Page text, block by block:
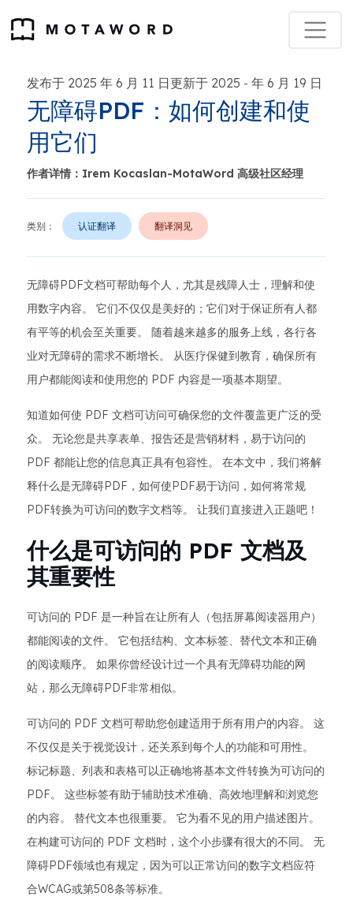
发布于 2025 年 6 月 11 日更新于 2025 - 年 6 月 19 日
无障碍PDF：如何创建和使
用它们
作者详情：Irem Kocaslan-MotaWord 高级社区经理
类别： 认证翻译 翻译洞见
无障碍PDF文档可帮助每个人，尤其是残障人士，理解和使
用数字内容。 它们不仅仅是美好的；它们对于保证所有人都
有平等的机会至关重要。 随着越来越多的服务上线，各行各
业对无障碍的需求不断增长。 从医疗保健到教育，确保所有
用户都能阅读和使用您的 PDF 内容是一项基本期望。
知道如何使 PDF 文档可访问可确保您的文件覆盖更广泛的受
众。 无论您是共享表单、报告还是营销材料，易于访问的
PDF 都能让您的信息真正具有包容性。 在本文中，我们将解
释什么是无障碍PDF，如何使PDF易于访问，如何将常规
PDF转换为可访问的数字文档等。 让我们直接进入正题吧！
什么是可访问的 PDF 文档及
其重要性
可访问的 PDF 是一种旨在让所有人（包括屏幕阅读器用户）
都能阅读的文件。 它包括结构、文本标签、替代文本和正确
的阅读顺序。 如果你曾经设计过一个具有无障碍功能的网
站，那么无障碍PDF非常相似。
可访问的 PDF 文档可帮助您创建适用于所有用户的内容。 这
不仅仅是关于视觉设计，还关系到每个人的功能和可用性。
标记标题、列表和表格可以正确地将基本文件转换为可访问的
PDF。 这些标签有助于辅助技术准确、高效地理解和浏览您
的内容。 替代文本也很重要。 它为看不见的用户描述图片。
在构建可访问的 PDF 文档时，这个小步骤有很大的不同。 无
障碍PDF领域也有规定，因为可以正常访问的数字文档应符
合WCAG或第508条等标准。